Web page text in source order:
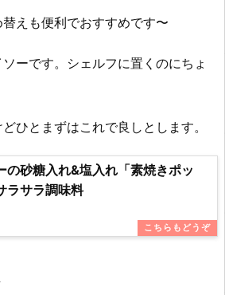
えも便利でおすすめです〜
ーです。シェルフに置くのにちょ
ひとまずはこれで良しとします。
の砂糖入れ&塩入れ「素焼きポッ
ラサラ調味料